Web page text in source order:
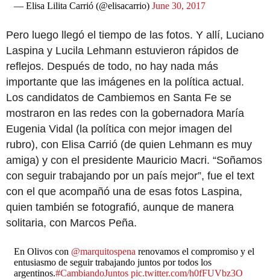
— Elisa Lilita Carrió (@elisacarrio) June 30, 2017
Pero luego llegó el tiempo de las fotos. Y allí, Luciano
Laspina y Lucila Lehmann estuvieron rápidos de
reflejos. Después de todo, no hay nada más
importante que las imágenes en la política actual.
Los candidatos de Cambiemos en Santa Fe se
mostraron en las redes con la gobernadora María
Eugenia Vidal (la política con mejor imagen del
rubro), con Elisa Carrió (de quien Lehmann es muy
amiga) y con el presidente Mauricio Macri. “Soñamos
con seguir trabajando por un país mejor”, fue el text
con el que acompañó una de esas fotos Laspina,
quien también se fotografió, aunque de manera
solitaria, con Marcos Peña.
En Olivos con @marquitospena renovamos el compromiso y el
entusiasmo de seguir trabajando juntos por todos los
argentinos.#CambiandoJuntos pic.twitter.com/h0fFUVbz3O